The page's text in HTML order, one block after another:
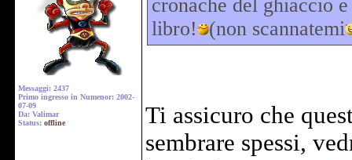
Messaggi: 2437
Primo ingresso in Numenor: 2002-
07-09
Da: Valimar
Status: offline
cronache del ghiaccio
libro!
(non scannatemi
Ti assicuro che
sembrare spessi,